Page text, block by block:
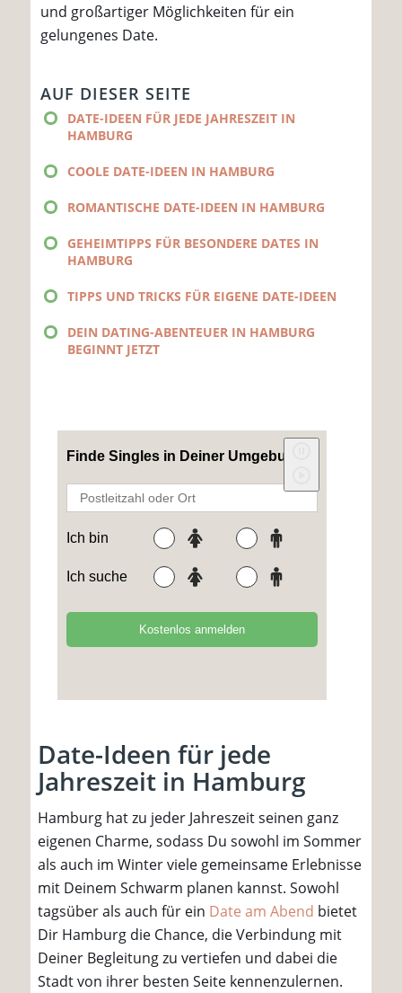
und großartiger Möglichkeiten für ein
gelungenes Date.
AUF DIESER SEITE
DATE-IDEEN FÜR JEDE JAHRESZEIT IN
HAMBURG
COOLE DATE-IDEEN IN HAMBURG
ROMANTISCHE DATE-IDEEN IN HAMBURG
GEHEIMTIPPS FÜR BESONDERE DATES IN
HAMBURG
TIPPS UND TRICKS FÜR EIGENE DATE-IDEEN
DEIN DATING-ABENTEUER IN HAMBURG
BEGINNT JETZT
Date-Ideen für jede
Jahreszeit in Hamburg
Hamburg hat zu jeder Jahreszeit seinen ganz
eigenen Charme, sodass Du sowohl im Sommer
als auch im Winter viele gemeinsame Erlebnisse
mit Deinem Schwarm planen kannst. Sowohl
tagsüber als auch für ein Date am Abend bietet
Dir Hamburg die Chance, die Verbindung mit
Deiner Begleitung zu vertiefen und dabei die
Stadt von ihrer besten Seite kennenzulernen.